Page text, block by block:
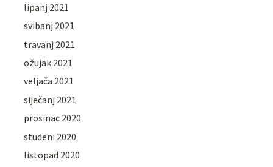
lipanj 2021
svibanj 2021
travanj 2021
ožujak 2021
veljača 2021
siječanj 2021
prosinac 2020
studeni 2020
listopad 2020